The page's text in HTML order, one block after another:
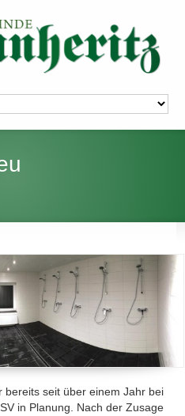
bereits seit über einem Jahr bei
in Planung. Nach der Zusage